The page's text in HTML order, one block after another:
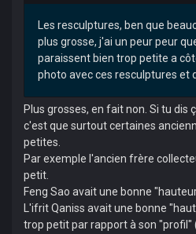
Les resculptures, ben que
plus grosse, j'ai un peur peur
paraissent bien trop petite a
photo avec ces resculptures et
Plus grosses, en fait non. Si tu dis
c'est que surtout certaines
petites.
Par exemple l'ancien frère
petit.
Feng Sao avait une bonne
L'ifrit Qaniss avait une bonne
trop petit par rapport à son "profil"